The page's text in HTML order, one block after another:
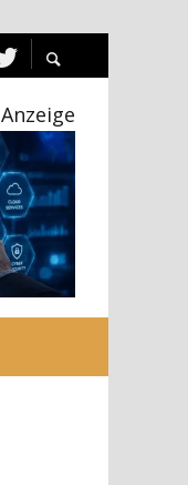
Anzeige